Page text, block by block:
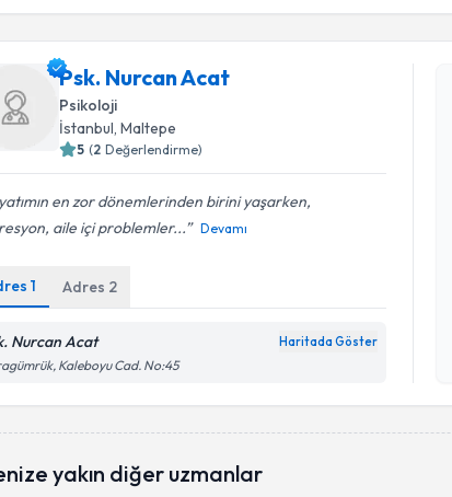
Psk. Nurcan Acat
Psikoloji
İstanbul, Maltepe
5 (2 Değerlendirme)
en zor dönemlerinden birini yaşarken,
aile içi problemler...
Devamı
1 Adres 2
Nurcan Acat Haritada Göster
Kaleboyu Cad. No:45
yakın diğer uzmanlar